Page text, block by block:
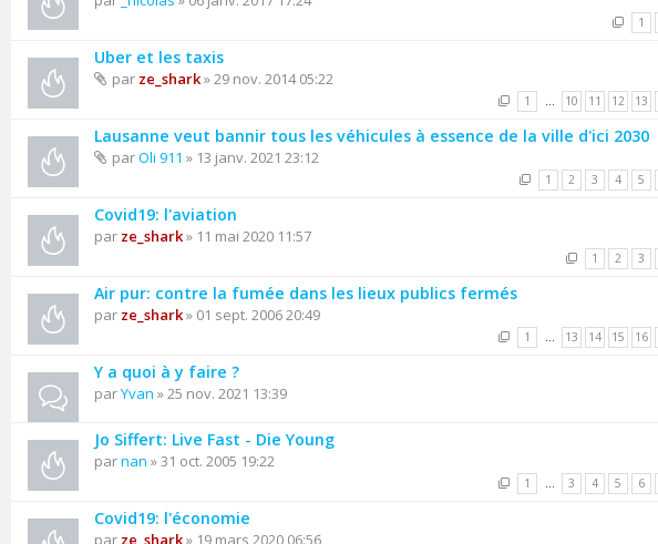
1
Uber et les taxis
par ze_shark» 29 nov. 2014 05:22
1 … 10 11 12 13
Lausanne veut bannir tous les véhicules à essence de la ville d'ici 2030
parOli 911 » 13 janv. 2021 23:12
1 2 3 4 5
Covid19: l'aviation
par ze_shark» 11 mai 2020 11:57
1 2 3
Air pur: contre la fumée dans les lieux publics fermés
par ze_shark» 01 sept. 2006 20:49
1 … 13 14 15 16
Y a quoi à y faire ?
parYvan » 25 nov. 2021 13:39
Jo Siffert: Live Fast - Die Young
parnan » 31 oct. 2005 19:22
1 … 3 4 5 6
Covid19: l'économie
par ze_shark» 19 mars 2020 06:56